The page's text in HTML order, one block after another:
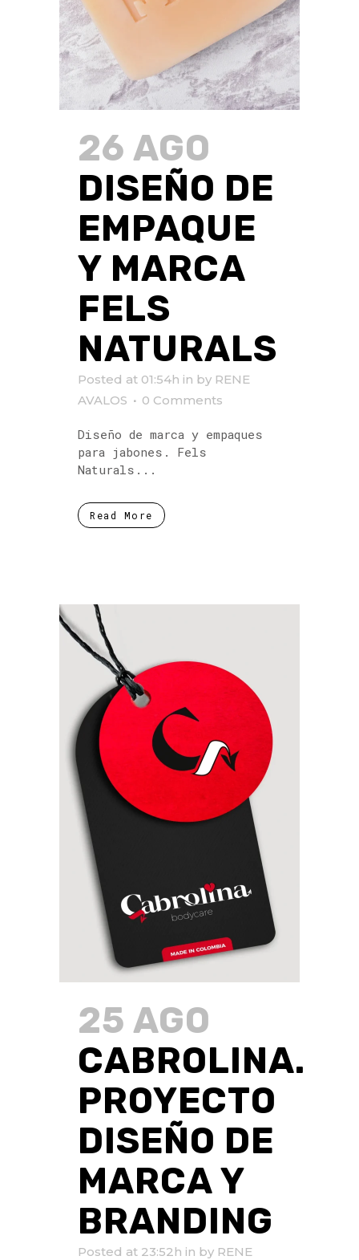
26 AGO
DISEÑO DE
EMPAQUE
Y MARCA
FELS
NATURALS
Posted at 01:54h in by RENE
AVALOS
0 Comments
Diseño de marca y empaques
para jabones. Fels
Naturals...
Read More
25 AGO
CABROLINA.
PROYECTO
DISEÑO DE
MARCA Y
BRANDING
Posted at 23:52h in by RENE